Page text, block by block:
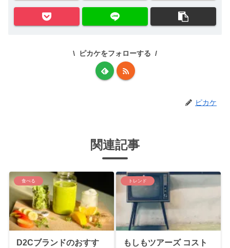
ピカケをフォローする
ピカケ
関連記事
食べる
D2Cブランドのおすす
トレンド
もしもツアーズ コスト